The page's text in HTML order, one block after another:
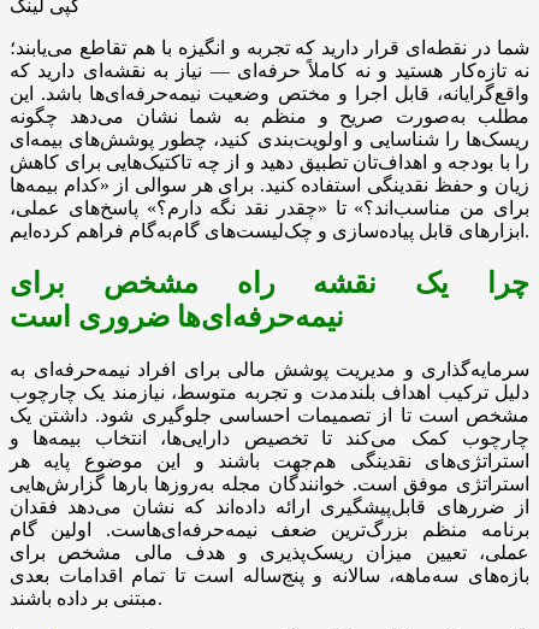
کپی لینک
شما در نقطه‌ای قرار دارید که تجربه و انگیزه با هم تقاطع می‌یابند؛
نه تازه‌کار هستید و نه کاملاً حرفه‌ای — نیاز به نقشه‌ای دارید که
واقع‌گرایانه، قابل اجرا و مختص وضعیت نیمه‌حرفه‌ای‌ها باشد. این
مطلب به‌صورت صریح و منظم به شما نشان می‌دهد چگونه
ریسک‌ها را شناسایی و اولویت‌بندی کنید، چطور پوشش‌های بیمه‌ای
را با بودجه و اهداف‌تان تطبیق دهید و از چه تاکتیک‌هایی برای کاهش
زیان و حفظ نقدینگی استفاده کنید. برای هر سوالی از «کدام بیمه‌ها
برای من مناسب‌اند؟» تا «چقدر نقد نگه دارم؟» پاسخ‌های عملی،
ابزارهای قابل پیاده‌سازی و چک‌لیست‌های گام‌به‌گام فراهم کرده‌ایم.
چرا یک نقشه راه مشخص برای
نیمه‌حرفه‌ای‌ها ضروری است
سرمایه‌گذاری و مدیریت پوشش مالی برای افراد نیمه‌حرفه‌ای به
دلیل ترکیب اهداف بلندمدت و تجربه متوسط، نیازمند یک چارچوب
مشخص است تا از تصمیمات احساسی جلوگیری شود. داشتن یک
چارچوب کمک می‌کند تا تخصیص دارایی‌ها، انتخاب بیمه‌ها و
استراتژی‌های نقدینگی هم‌جهت باشند و این موضوع پایه هر
استراتژی موفق است. خوانندگان مجله به‌روزها بارها گزارش‌هایی
از ضررهای قابل‌پیشگیری ارائه داده‌اند که نشان می‌دهد فقدان
برنامه منظم بزرگ‌ترین ضعف نیمه‌حرفه‌ای‌هاست. اولین گام
عملی، تعیین میزان ریسک‌پذیری و هدف مالی مشخص برای
بازه‌های سه‌ماهه، سالانه و پنج‌ساله است تا تمام اقدامات بعدی
مبتنی بر داده باشند.